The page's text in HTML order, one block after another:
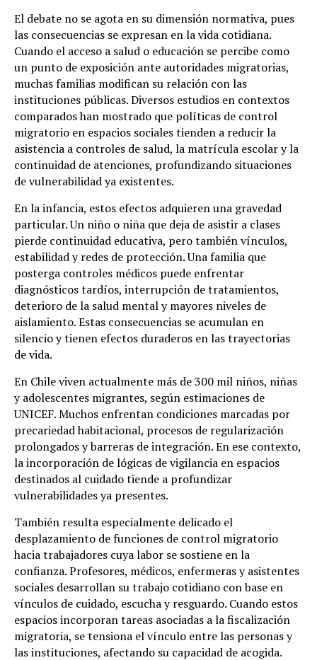
El debate no se agota en su dimensión normativa, pues
las consecuencias se expresan en la vida cotidiana.
Cuando el acceso a salud o educación se percibe como
un punto de exposición ante autoridades migratorias,
muchas familias modifican su relación con las
instituciones públicas. Diversos estudios en contextos
comparados han mostrado que políticas de control
migratorio en espacios sociales tienden a reducir la
asistencia a controles de salud, la matrícula escolar y la
continuidad de atenciones, profundizando situaciones
de vulnerabilidad ya existentes.
En la infancia, estos efectos adquieren una gravedad
particular. Un niño o niña que deja de asistir a clases
pierde continuidad educativa, pero también vínculos,
estabilidad y redes de protección. Una familia que
posterga controles médicos puede enfrentar
diagnósticos tardíos, interrupción de tratamientos,
deterioro de la salud mental y mayores niveles de
aislamiento. Estas consecuencias se acumulan en
silencio y tienen efectos duraderos en las trayectorias
de vida.
En Chile viven actualmente más de 300 mil niños, niñas
y adolescentes migrantes, según estimaciones de
UNICEF. Muchos enfrentan condiciones marcadas por
precariedad habitacional, procesos de regularización
prolongados y barreras de integración. En ese contexto,
la incorporación de lógicas de vigilancia en espacios
destinados al cuidado tiende a profundizar
vulnerabilidades ya presentes.
También resulta especialmente delicado el
desplazamiento de funciones de control migratorio
hacia trabajadores cuya labor se sostiene en la
confianza. Profesores, médicos, enfermeras y asistentes
sociales desarrollan su trabajo cotidiano con base en
vínculos de cuidado, escucha y resguardo. Cuando estos
espacios incorporan tareas asociadas a la fiscalización
migratoria, se tensiona el vínculo entre las personas y
las instituciones, afectando su capacidad de acogida.